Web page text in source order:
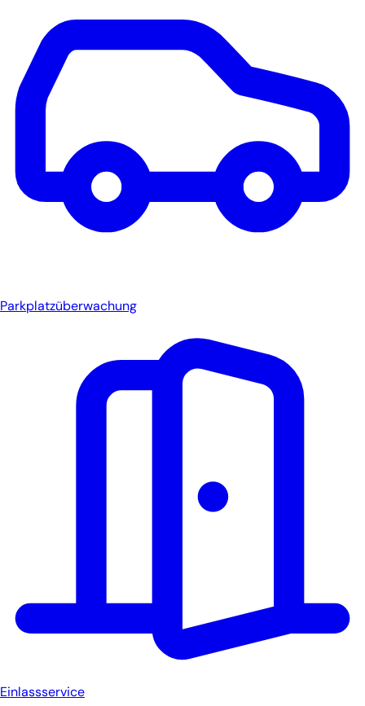
Parkplatzüberwachung
Einlassservice